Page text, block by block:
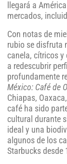
llegará a
mercados,
Con notas de
rubio se disfruta
canela, cítricos
a redescubrir
profundamente
México: Café de
Chiapas,
café ha sido
cultural durante
ideal y una
algunos de los
Starbucks desde